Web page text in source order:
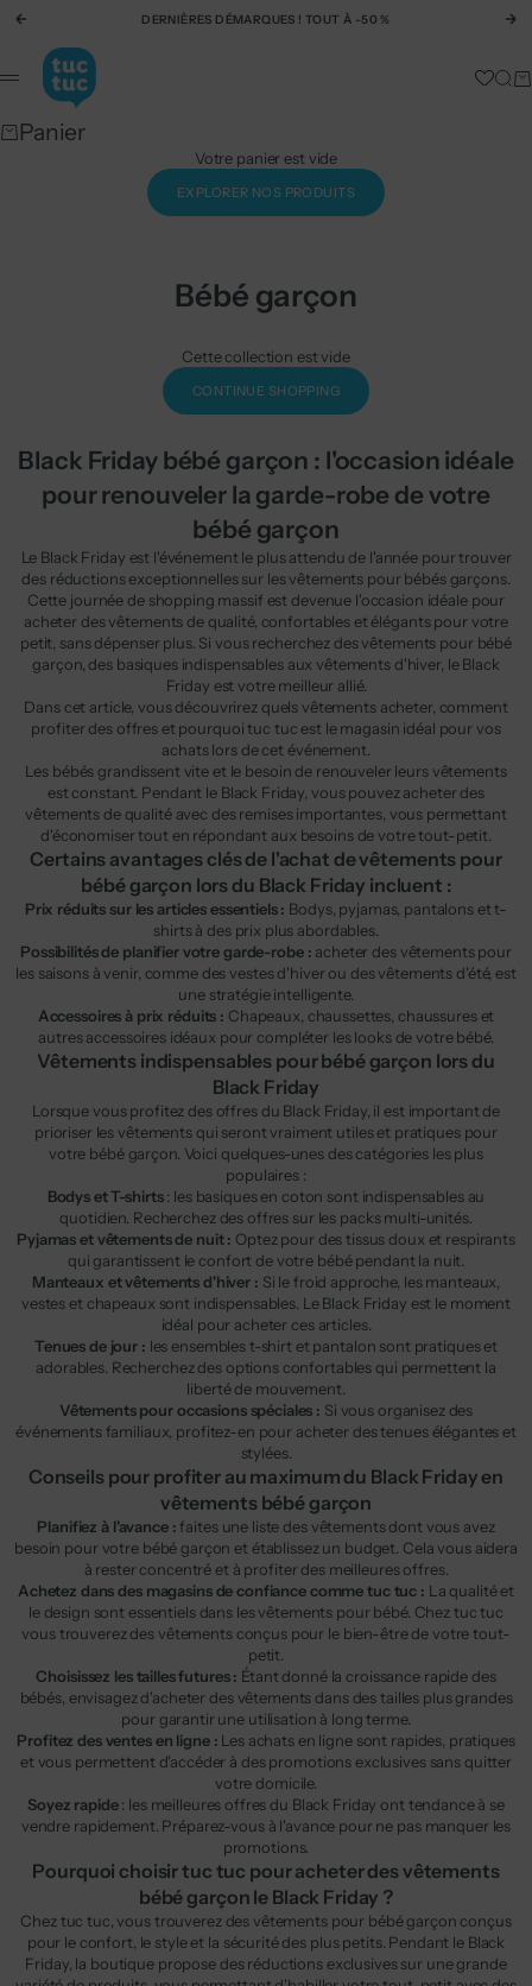
Précédent DERNIÈRES DÉMARQUES ! TOUT À -50 %
tuc tuc
Menu
Panier
Votre panier est vide
EXPLORER NOS PRODUITS
Bébé garçon
Cette collection est vide
CONTINUE SHOPPING
Black Friday bébé garçon : l'occasion idéale
pour renouveler la garde-robe de votre
bébé garçon
Le Black Friday est l'événement le plus attendu de l'année pour trouver
des réductions exceptionnelles sur les vêtements pour bébés garçons.
Cette journée de shopping massif est devenue l'occasion idéale pour
acheter des vêtements de qualité, confortables et élégants pour votre
petit, sans dépenser plus. Si vous recherchez des vêtements pour bébé
garçon, des basiques indispensables aux vêtements d'hiver, le Black
Friday est votre meilleur allié.
Dans cet article, vous découvrirez quels vêtements acheter, comment
profiter des offres et pourquoi tuc tuc est le magasin idéal pour vos
achats lors de cet événement.
Les bébés grandissent vite et le besoin de renouveler leurs vêtements
est constant. Pendant le Black Friday, vous pouvez acheter des
vêtements de qualité avec des remises importantes, vous permettant
d'économiser tout en répondant aux besoins de votre tout-petit.
Certains avantages clés de l'achat de vêtements pour
bébé garçon lors du Black Friday incluent :
Prix réduits sur les articles essentiels : Bodys, pyjamas, pantalons et t-
shirts à des prix plus abordables.
Possibilités de planifier votre garde-robe : acheter des vêtements pour
les saisons à venir, comme des vestes d'hiver ou des vêtements d'été, est
une stratégie intelligente.
Accessoires à prix réduits : Chapeaux, chaussettes, chaussures et
autres accessoires idéaux pour compléter les looks de votre bébé.
Vêtements indispensables pour bébé garçon lors du
Black Friday
Lorsque vous profitez des offres du Black Friday, il est important de
prioriser les vêtements qui seront vraiment utiles et pratiques pour
votre bébé garçon. Voici quelques-unes des catégories les plus
populaires :
Bodys et T-shirts: les basiques en coton sont indispensables au
quotidien. Recherchez des offres sur les packs multi-unités.
Pyjamas et vêtements de nuit : Optez pour des tissus doux et respirants
qui garantissent le confort de votre bébé pendant la nuit.
Manteaux et vêtements d'hiver : Si le froid approche, les manteaux,
vestes et chapeaux sont indispensables. Le Black Friday est le moment
idéal pour acheter ces articles.
Tenues de jour : les ensembles t-shirt et pantalon sont pratiques et
adorables. Recherchez des options confortables qui permettent la
liberté de mouvement.
Vêtements pour occasions spéciales : Si vous organisez des
événements familiaux, profitez-en pour acheter des tenues élégantes et
stylées.
Conseils pour profiter au maximum du Black Friday en
vêtements bébé garçon
Planifiez à l'avance :faites une liste des vêtements dont vous avez
besoin pour votre bébé garçon et établissez un budget. Cela vous aidera
à rester concentré et à profiter des meilleures offres.
Achetez dans des magasins de confiance comme tuc tuc : La qualité et
le design sont essentiels dans les vêtements pour bébé. Chez tuc tuc
vous trouverez des vêtements conçus pour le bien-être de votre tout-
petit.
Choisissez les tailles futures : Étant donné la croissance rapide des
bébés, envisagez d'acheter des vêtements dans des tailles plus grandes
pour garantir une utilisation à long terme.
Profitez des ventes en ligne : Les achats en ligne sont rapides, pratiques
et vous permettent d'accéder à des promotions exclusives sans quitter
votre domicile.
Soyez rapide: les meilleures offres du Black Friday ont tendance à se
vendre rapidement. Préparez-vous à l'avance pour ne pas manquer les
promotions.
Pourquoi choisir tuc tuc pour acheter des vêtements
bébé garçon le Black Friday ?
Chez tuc tuc, vous trouverez des vêtements pour bébé garçon conçus
pour le confort, le style et la sécurité des plus petits. Pendant le Black
Friday, la boutique propose des réductions exclusives sur une grande